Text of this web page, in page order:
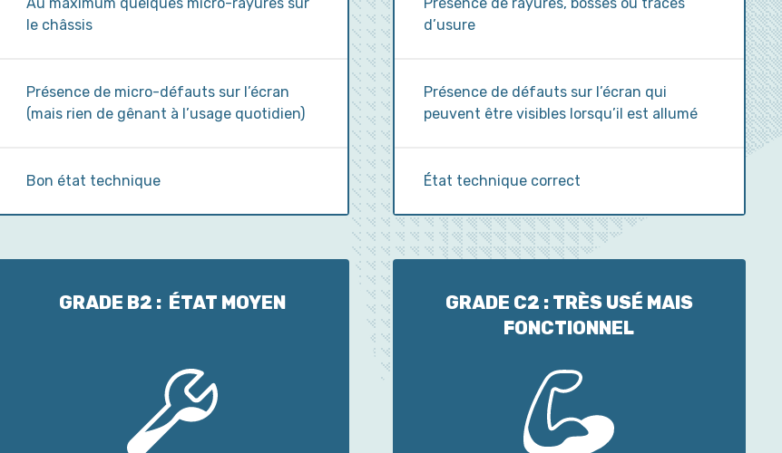
le châssis
Présence de micro-défauts sur l’écran
(mais rien de gênant à l’usage quotidien)
Bon état technique
d’usure
Présence de défauts sur l’écran qui
peuvent être visibles lorsqu’il est allumé
État technique correct
GRADE B2 : ÉTAT MOYEN
GRADE C2 : TRÈS USÉ MAIS
FONCTIONNEL